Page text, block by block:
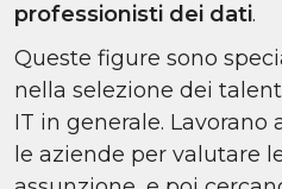
professionisti dei dati.
Queste figure sono
nella selezione dei
IT in generale.
le aziende per valutare